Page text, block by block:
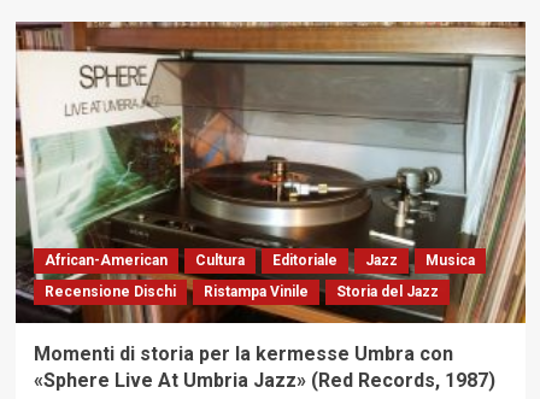
su
Guido
Michelone
Frank
Bergerot,
il
francese,
tra
i
decani
della
critica
jazz
African-American Cultura Editoriale Jazz
Musica
Recensione Dischi
Ristampa Vinile Storia del Jazz
Momenti di storia per la kermesse Umbra con
«Sphere Live At Umbria Jazz» (Red Records, 1987)